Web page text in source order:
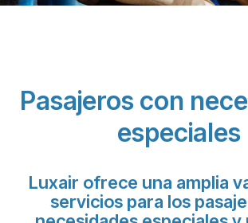
Pasajeros con
especiales
Luxair ofrece una amplia
servicios para los